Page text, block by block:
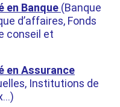
en Banque (Banque
d’affaires, Fonds
conseil et
en Assurance
Institutions de
)